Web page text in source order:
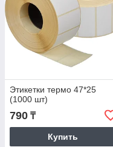
Этикетки термо 47*25
(1000 шт)
790 ₸
Купить